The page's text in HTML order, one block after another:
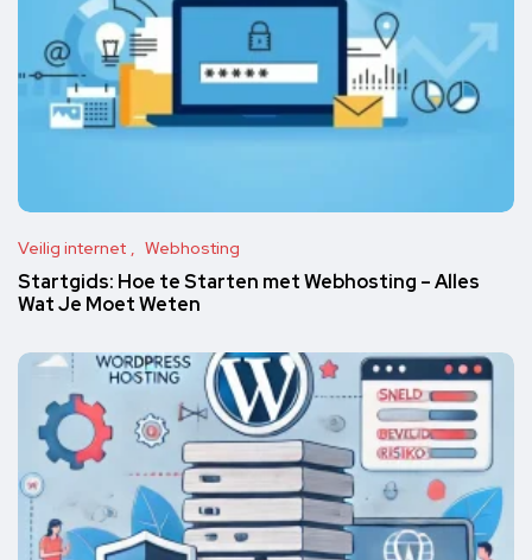
Veilig internet Webhosting
Startgids: Hoe te Starten met Webhosting – Alles
Wat Je Moet Weten